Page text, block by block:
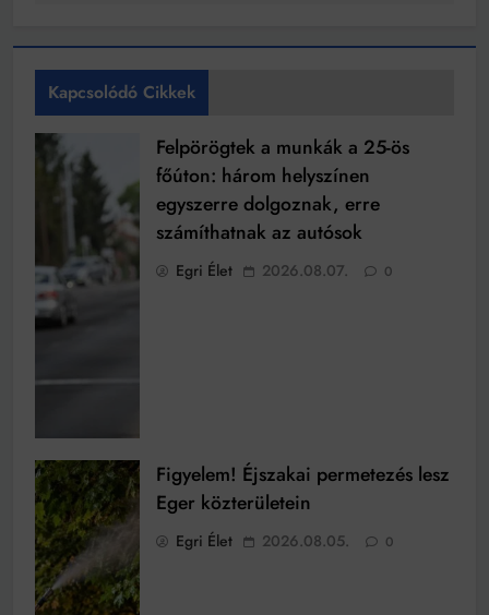
Kapcsolódó Cikkek
Felpörögtek a munkák a 25-ös
főúton: három helyszínen
egyszerre dolgoznak, erre
számíthatnak az autósok
Egri Élet 2026.08.07. 0
Figyelem! Éjszakai permetezés lesz
Eger közterületein
Egri Élet 2026.08.05. 0